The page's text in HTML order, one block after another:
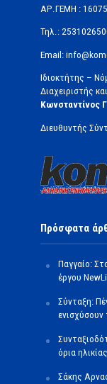
ΑΡ.ΓΕΜΗ :
Τηλ.:
Email:
Ιδιοκτήτης –
Διαχειριστής
Κωνσταντίνος
Διευθυντής
Πρόσφατα
Παγγαίο:
έργου
Σύνταξη:
ενισχύσουν
όρια
Σάκης